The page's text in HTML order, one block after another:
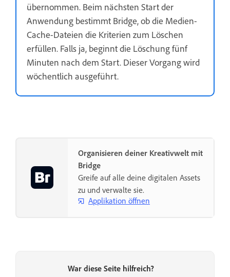
übernommen. Beim nächsten Start der
Anwendung bestimmt Bridge, ob die Medien-
Cache-Dateien die Kriterien zum Löschen
erfüllen. Falls ja, beginnt die Löschung fünf
Minuten nach dem Start. Dieser Vorgang wird
wöchentlich ausgeführt.
Organisieren deiner Kreativwelt mit
Bridge
Greife auf alle deine digitalen Assets
zu und verwalte sie.
Applikation öffnen
War diese Seite hilfreich?